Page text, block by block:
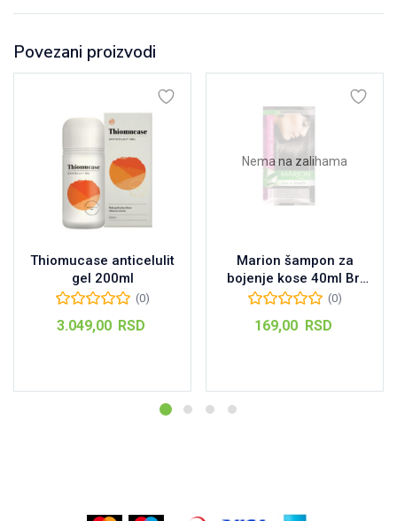
Povezani proizvodi
Thiomucase anticelulit
gel 200ml
(0)
3.049,00 RSD
Nema na zalihama
Marion šampon za
bojenje kose 40ml Br:
59 Ebony Black
(0)
169,00 RSD